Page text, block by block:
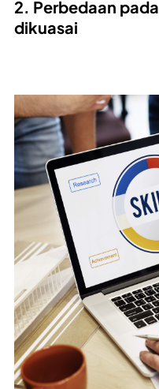
2. Perbedaan pada
dikuasai